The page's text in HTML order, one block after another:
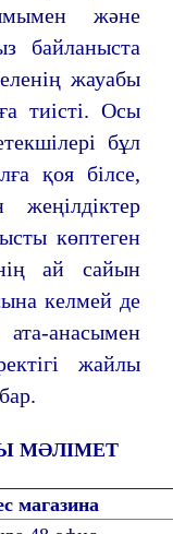
және
байланыста
жауабы
тиісті. Осы
бұл
қоя білсе,
жеңілдіктер
көптеген
ай сайын
келмей де
анасымен
жайлы
МӘЛІМЕТ
магазина